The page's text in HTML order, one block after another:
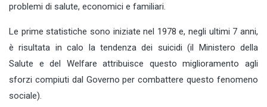
problemi di salute, economici e familiari.
Le prime statistiche sono iniziate nel 1978 e, negli ultimi 7 anni,
è risultata in calo la tendenza dei suicidi (il Ministero della
Salute e del Welfare attribuisce questo miglioramento agli
sforzi compiuti dal Governo per combattere questo fenomeno
sociale).